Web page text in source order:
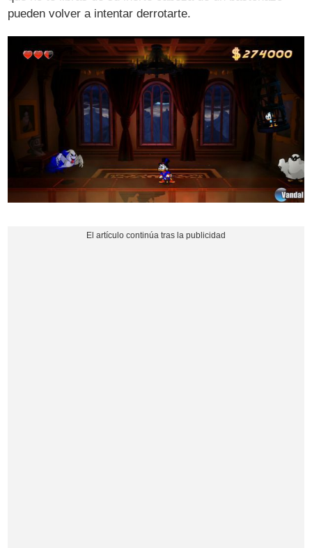
pueden volver a intentar derrotarte.